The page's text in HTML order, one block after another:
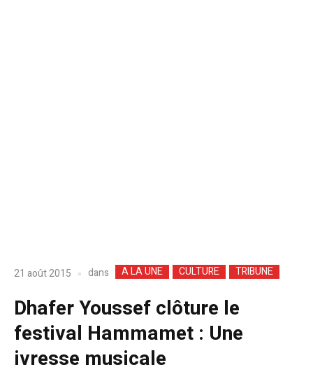
21 août 2015 dans A LA UNE CULTURE TRIBUNE
Dhafer Youssef clôture le
festival Hammamet : Une
ivresse musicale